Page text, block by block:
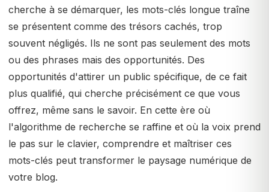
cherche à se démarquer, les mots-clés longue traîne
se présentent comme des trésors cachés, trop
souvent négligés. Ils ne sont pas seulement des mots
ou des phrases mais des opportunités. Des
opportunités d'attirer un public spécifique, de ce fait
plus qualifié, qui cherche précisément ce que vous
offrez, même sans le savoir. En cette ère où
l'algorithme de recherche se raffine et où la voix prend
le pas sur le clavier, comprendre et maîtriser ces
mots-clés peut transformer le paysage numérique de
votre blog.